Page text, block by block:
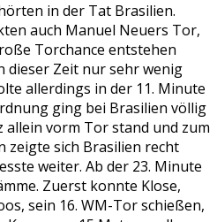
in der Tat Brasilien.
auch Manuel Neuers Tor,
Torchance entstehen
dieser Zeit nur sehr wenig
allerdings in der 11. Minute
ging bei Brasilien völlig
vorm Tor stand und zum
zeigte sich Brasilien recht
weiter. Ab der 23. Minute
Zuerst konnte Klose,
sein 16. WM-Tor schießen,